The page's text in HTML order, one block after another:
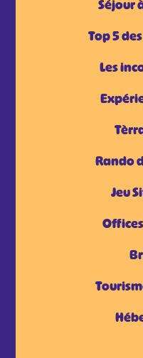
Séjour
Top 5
Les
Rando
Jeu